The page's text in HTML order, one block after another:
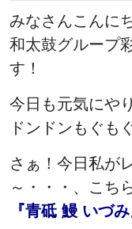
みなさんこんに
和太鼓グループ
す！
今日も元気にや
ドンドンもぐも
さぁ！今日私が
～・・・、こち
『青砥 鰻 いづみ